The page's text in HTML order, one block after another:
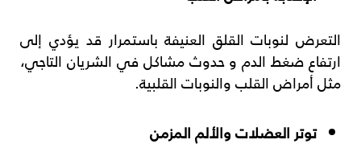
التعرض لنوبات القلق العنيفة باستمرار قد يؤدي إلى
ارتفاع ضغط الدم و حدوث مشاكل في الشريان التاجي،
مثل أمراض القلب والنوبات القلبية.
توتر العضلات والألم المزمن